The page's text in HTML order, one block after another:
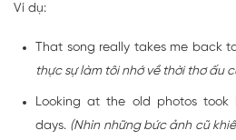
Ví dụ:
That song really takes me back
thực sự làm tôi nhớ về thời thơ ấu
Looking at the old photos took
days. (Nhìn những bức ảnh cũ